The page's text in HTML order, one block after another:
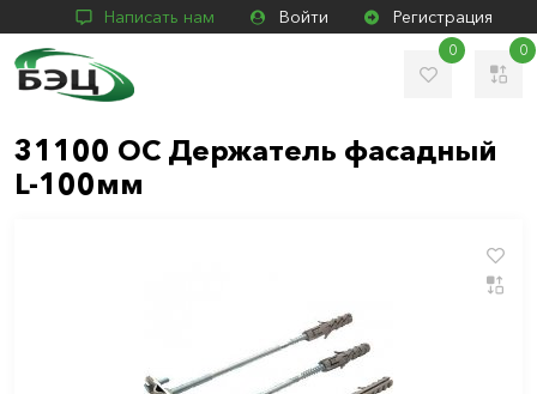
Написать нам Войти Регистрация
0 0
31100 ОC Держатель фасадный
L-100мм